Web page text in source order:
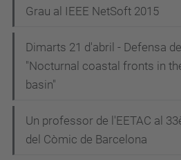
Grau al IEEE NetSoft 2015
Dimarts 21 d'abril - Defensa
"Nocturnal coastal fronts in
basin"
Un professor de l'EETAC al
del Còmic de Barcelona